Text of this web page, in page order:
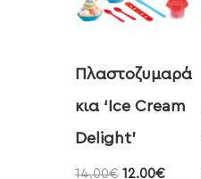
Πλαστοζυμαρά
κια ‘Ice Cream
Delight’
14.00€ 12.00€